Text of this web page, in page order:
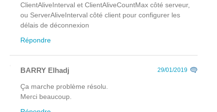
ClientAliveInterval et ClientAliveCountMax côté serveur,
ou ServerAliveInterval côté client pour configurer les
délais de déconnexion
Répondre
BARRY Elhadj 29/01/2019
Ça marche problème résolu.
Merci beaucoup.